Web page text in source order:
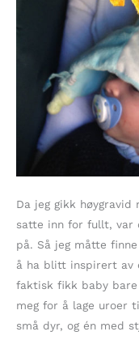
Da jeg gikk høygravid
satte inn for fullt, var
på. Så jeg måtte
å ha blitt inspirert av
faktisk fikk baby
meg for å lage uroer
små dyr, og én med